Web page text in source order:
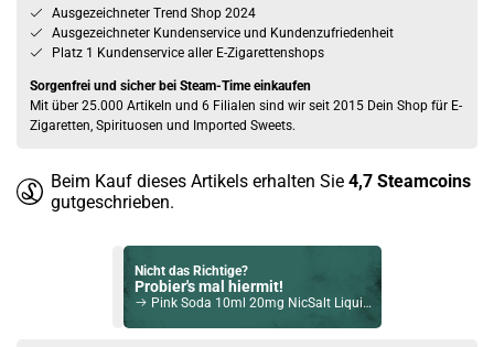
Ausgezeichneter Trend Shop 2024
Ausgezeichneter Kundenservice und Kundenzufriedenheit
Platz 1 Kundenservice aller E-Zigarettenshops
Sorgenfrei und sicher bei Steam-Time einkaufen
Mit über 25.000 Artikeln und 6 Filialen sind wir seit 2015 Dein Shop für E-
Zigaretten, Spirituosen und Imported Sweets.
Beim Kauf dieses Artikels erhalten Sie 4,7 Steamcoins
gutgeschrieben.
Nicht das Richtige?
Probier's mal hiermit!
Pink Soda 10ml 20mg NicSalt Liquid by Dr. Frost